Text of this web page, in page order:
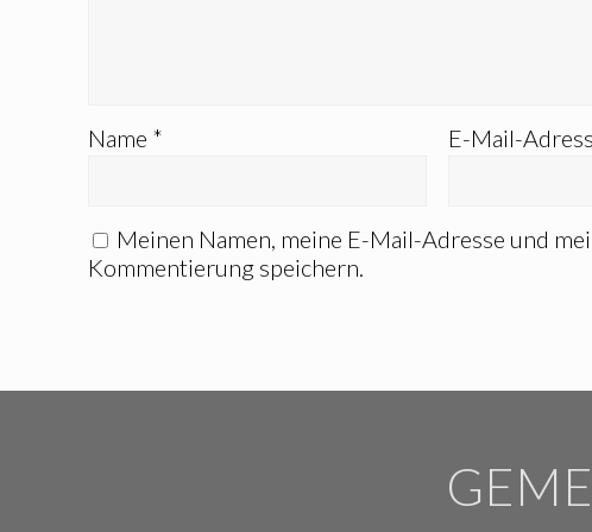
Name * E-Mail-
Meinen Namen, meine E-Mail-Adresse und
Kommentierung speichern.